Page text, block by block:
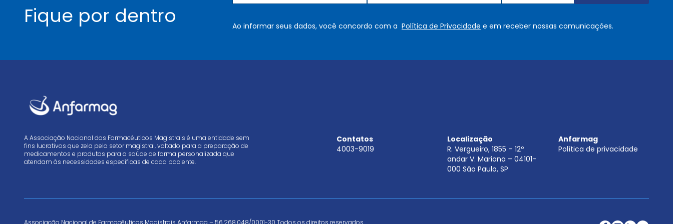
Fique por dentro
*
i
u
Ao informar seus dados, você concordo com a Política de Privacidade e em receber nossas comunicações.
A Associação Nacional dos Farmacêuticos Magistrais é uma entidade sem
fins lucrativos que zela pelo setor magistral, voltado para a preparação de
medicamentos e produtos para a saúde de forma personalizada que
atendam às necessidades específicas de cada paciente.
Contatos
4003-9019
Localização
R. Vergueiro, 1855 – 12º
andar V. Mariana – 04101-
000 São Paulo, SP
Anfarmag
Política de privacidade
Associação Nacional de Farmacêuticos Magistrais Anfarmag – 56.268.048/0001-30 Todos os direitos reservados